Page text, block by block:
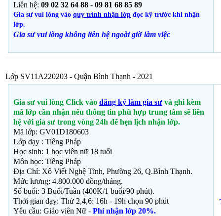
Liên hệ: 09 02 32 64 88 - 09 81 68 85 89
Gia sư vui lòng vào quy trình nhận lớp đọc kỹ trước khi nhận
lớp.
Gia sư vui lòng không liên hệ ngoài giờlàm việc
Lớp SV11A220203 - Quận Bình Thạnh - 2021
Gia sư vui lòng Click vào đăng ký làm gia sư và ghi kèm
mã lớp cần nhận nếu thông tin phù hợp trung tâm sẽ liên
hệ với gia sư trong vòng 24h để hẹn lịch nhận lớp.
Mã lớp: GV01D180603
Lớp dạy : Tiếng Pháp
Học sinh: 1 học viên nữ 18 tuổi
Môn học: Tiếng Pháp
Địa Chỉ: Xô Viết Nghệ Tĩnh, Phường 26, Q.Bình Thạnh.
Mức lương: 4.800.000 đồng/tháng.
Số buổi: 3 Buổi/Tuần (400K/1 buổi/90 phút).
Thời gian dạy: Thứ 2,4,6: 16h - 19h chọn 90 phút
Yêu cầu: Giáo viên Nữ - Phí nhận lớp 20%.